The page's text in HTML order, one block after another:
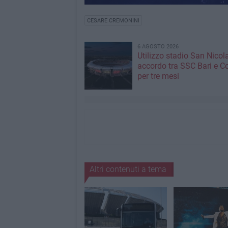
CESARE CREMONINI
6 AGOSTO 2026
Utilizzo stadio San
accordo tra SSC Bari e
per tre mesi
Altri contenuti a tema